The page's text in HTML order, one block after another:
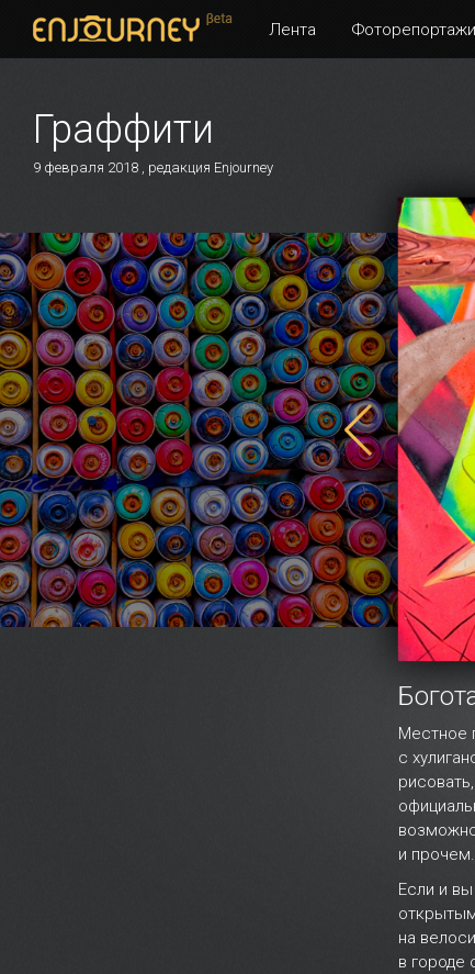
Лента Фоторепортажи
Граффити
9 февраля 2018 , редакция Enjourney
Местное
с
и прочем.
Если и
на
в городе